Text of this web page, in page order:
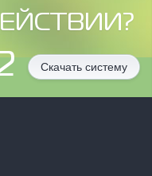
Скачать систему